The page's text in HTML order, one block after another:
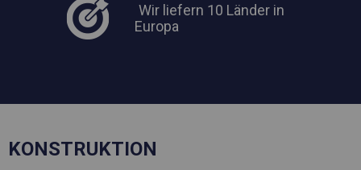
Wir liefern 10 Länder in
Europa
KONSTRUKTION